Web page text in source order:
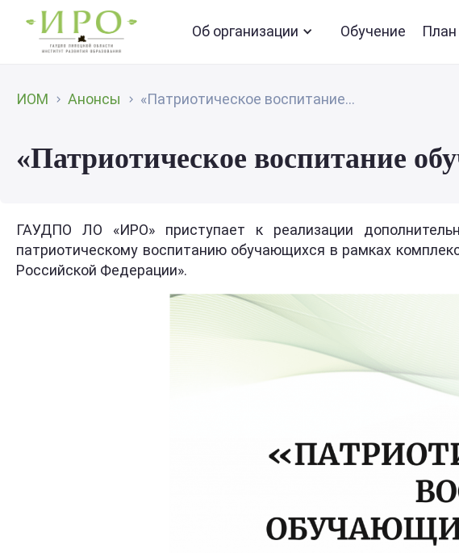
Об организации Обучение
ИОМ Анонсы «Патриотическое воспитание...
«Патриотическое воспитание
ГАУДПО ЛО «ИРО» приступает к реализации
патриотическому воспитанию обучающихся в рамках
Российской Федерации».